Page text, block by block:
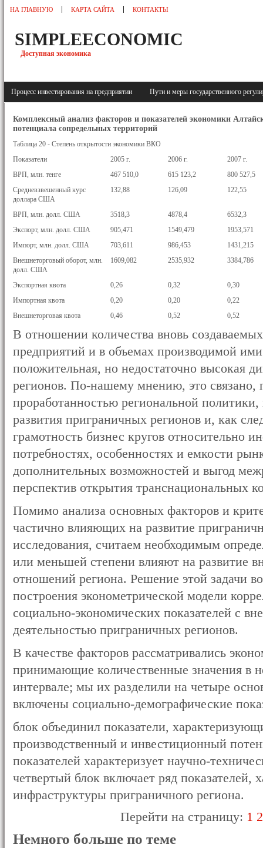
НА ГЛАВНУЮ КАРТА САЙТА КОНТАКТЫ
SIMPLEECONOMIC
Доступная экономика
Процесс инвестирования на предприятии Пути и меры государственного
Комплексный анализ факторов и показателей экономики
потенциала сопредельных территорий
Таблица 20 - Степень открытости экономики ВКО
Показатели
2005 г. 2006 г.
2007 г.
ВРП, млн. тенге
467 510,0 615 123,2
800 527,5
Средневзвешенный курс
доллара США
132,88 126,09 122,55
ВРП, млн. долл. США 3518,3 4878,4
6532,3
Экспорт, млн. долл. США
905,471 1549,479
1953,571
Импорт, млн. долл. США
703,611 986,453
1431,215
Внешнеторговый оборот, млн.
долл. США
1609,082 2535,932 3384,786
Экспортная квота 0,26 0,32
0,30
Импортная квота
0,20 0,20
0,22
Внешнеторговая квота
0,46 0,52 0,52
В отношении количества вновь
предприятий и в объемах производимой
положительная, но недостаточно высокая
регионов. По-нашему мнению, это связано,
проработанностью региональной
развития приграничных регионов и, как
грамотность бизнес кругов относительно
потребностях, особенностях и емкости
дополнительных возможностей и выгод
перспектив открытия транснациональных
Помимо анализа основных факторов и
частично влияющих на развитие
исследования, считаем необходимым
или меньшей степени влияют на развитие
отношений региона. Решение этой задачи
построения эконометрической модели
социально-экономических показателей с
деятельностью приграничных регионов.
В качестве факторов рассматривались
принимающие количественные значения в
интервале; мы их разделили на четыре
включены социально-демографические
блок объединил показатели,
производственный и инвестиционный
показателей характеризует научно-
четвертый блок включает ряд показателей,
инфраструктуры приграничного региона.
Перейти на страницу: 1 2
Немного больше по теме